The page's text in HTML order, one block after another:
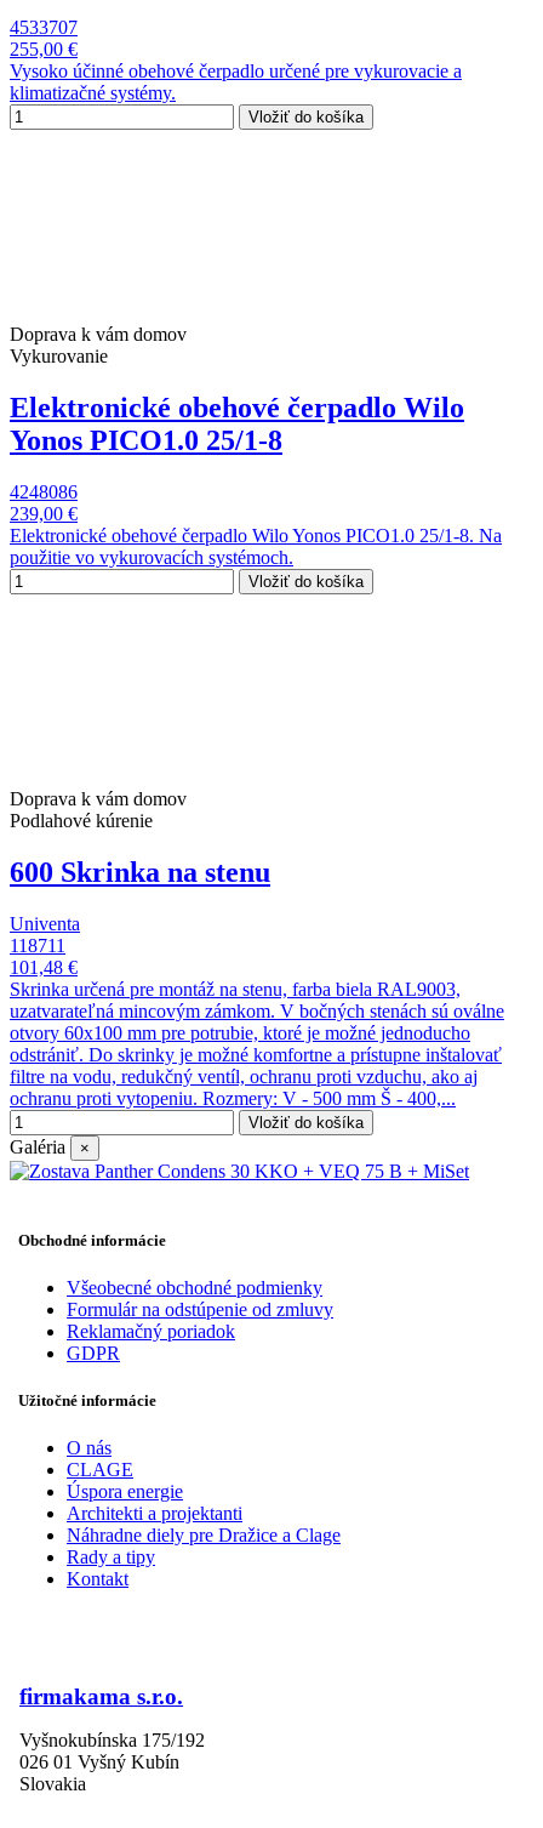
4533707
255,00 €
Vysoko účinné obehové čerpadlo určené pre vykurovacie a
klimatizačné systémy.
Vložiť do košíka
Doprava k vám domov
Vykurovanie
Elektronické obehové čerpadlo Wilo
Yonos PICO1.0 25/1-8
4248086
239,00 €
Elektronické obehové čerpadlo Wilo Yonos PICO1.0 25/1-8. Na
použitie vo vykurovacích systémoch.
Vložiť do košíka
Doprava k vám domov
Podlahové kúrenie
600 Skrinka na stenu
Univenta
118711
101,48 €
Skrinka určená pre montáž na stenu, farba biela RAL9003,
uzatvarateľná mincovým zámkom. V bočných stenách sú oválne
otvory 60x100 mm pre potrubie, ktoré je možné jednoducho
odstrániť. Do skrinky je možné komfortne a prístupne inštalovať
filtre na vodu, redukčný ventíl, ochranu proti vzduchu, ako aj
ochranu proti vytopeniu. Rozmery: V - 500 mm Š - 400,...
Vložiť do košíka
Galéria ×
Obchodné informácie
Všeobecné obchodné podmienky
Formulár na odstúpenie od zmluvy
Reklamačný poriadok
GDPR
Užitočné informácie
O nás
CLAGE
Úspora energie
Architekti a projektanti
Náhradne diely pre Dražice a Clage
Rady a tipy
Kontakt
firmakama s.r.o.
Vyšnokubínska 175/192
026 01 Vyšný Kubín
Slovakia